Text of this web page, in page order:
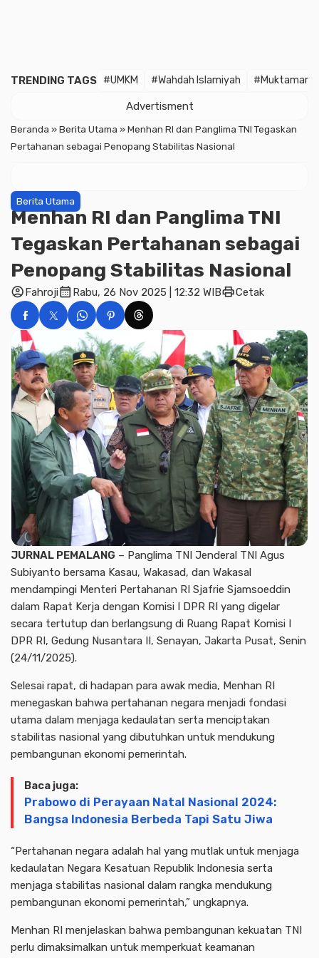
TRENDING TAGS #UMKM #Wahdah Islamiyah #Muktamar
Advertisment
Beranda »Berita Utama »Menhan RI dan Panglima TNI Tegaskan
Pertahanan sebagai Penopang Stabilitas Nasional
Berita Utama
Menhan RI dan Panglima TNI
Tegaskan Pertahanan sebagai
Penopang Stabilitas Nasional
account_circleFahrojicalendar_month Rabu, 26 Nov 2025 | 12:32 WIBprintCetak
JURNAL PEMALANG – Panglima TNI Jenderal TNI Agus
Subiyanto bersama Kasau, Wakasad, dan Wakasal
mendampingi Menteri Pertahanan RI Sjafrie Sjamsoeddin
dalam Rapat Kerja dengan Komisi I DPR RI yang digelar
secara tertutup dan berlangsung di Ruang Rapat Komisi I
DPR RI, Gedung Nusantara II, Senayan, Jakarta Pusat, Senin
(24/11/2025).
Selesai rapat, di hadapan para awak media, Menhan RI
menegaskan bahwa pertahanan negara menjadi fondasi
utama dalam menjaga kedaulatan serta menciptakan
stabilitas nasional yang dibutuhkan untuk mendukung
pembangunan ekonomi pemerintah.
Baca juga:
Prabowo di Perayaan Natal Nasional 2024:
Bangsa Indonesia Berbeda Tapi Satu Jiwa
“Pertahanan negara adalah hal yang mutlak untuk menjaga
kedaulatan Negara Kesatuan Republik Indonesia serta
menjaga stabilitas nasional dalam rangka mendukung
pembangunan ekonomi pemerintah,” ungkapnya.
Menhan RI menjelaskan bahwa pembangunan kekuatan TNI
perlu dimaksimalkan untuk memperkuat keamanan